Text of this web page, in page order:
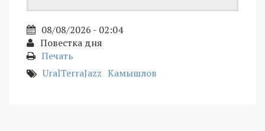
08/08/2026 - 02:04
Повестка дня
Печать
UralTerraJazz Камышлов